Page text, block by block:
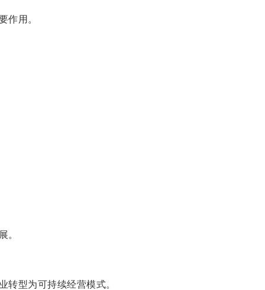
作用。
。
型为可持续经营模式。